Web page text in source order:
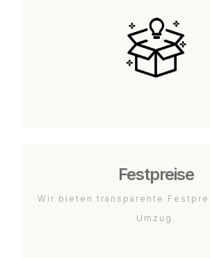
Festpreise
Wir bieten transparente
Umzug.